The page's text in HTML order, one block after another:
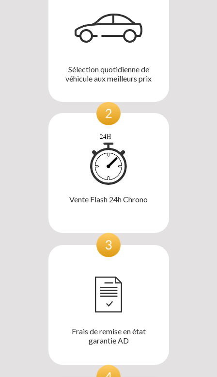
Sélection quotidienne de
véhicule aux meilleurs prix
Vente Flash 24h Chrono
Frais de remise en état
garantie AD